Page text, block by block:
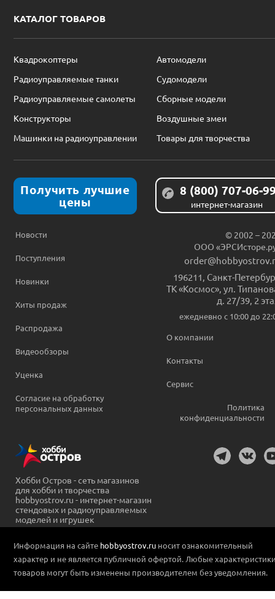
КАТАЛОГ ТОВАРОВ
Квадрокоптеры
Автомодели
Радиоуправляемые танки
Судомодели
Радиоуправляемые самолеты
Сборные модели
Конструкторы
Воздушные змеи
Машинки на радиоуправлении
Товары для творчества
Получить лучшие
цены
8 (800) 707-06-
интернет-магазин
Новости
Поступления
Новинки
Хиты продаж
Распродажа
Видеообзоры
Уценка
Согласие на обработку
персональных данных
© 2002 –
ООО
196211, Санкт-
ТК «Космос», ул.
д. 27/39, 2
ежедневно c 10:00 до
О компании
Контакты
Сервис
Политика
конфиденциальности
Хобби Остров - сеть магазинов
для хобби и творчества
hobbyostrov.ru - интернет-магазин
стендовых и радиоуправляемых
моделей и игрушек
Информация на сайте hobbyostrov.ru носит ознакомительный
характер и не является публичной офертой. Любые
товаров могут быть изменены производителем без уведомления.